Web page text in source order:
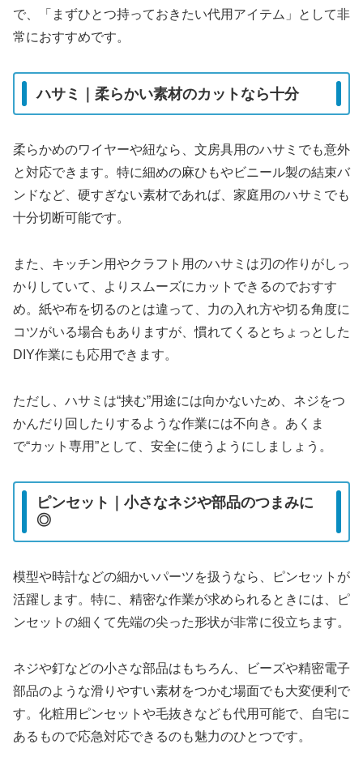
で、「まずひとつ持っておきたい代用アイテム」として非
常におすすめです。
ハサミ｜柔らかい素材のカットなら十分
柔らかめのワイヤーや紐なら、文房具用のハサミでも意外
と対応できます。特に細めの麻ひもやビニール製の結束バ
ンドなど、硬すぎない素材であれば、家庭用のハサミでも
十分切断可能です。
また、キッチン用やクラフト用のハサミは刃の作りがしっ
かりしていて、よりスムーズにカットできるのでおすす
め。紙や布を切るのとは違って、力の入れ方や切る角度に
コツがいる場合もありますが、慣れてくるとちょっとした
DIY作業にも応用できます。
ただし、ハサミは“挟む”用途には向かないため、ネジをつ
かんだり回したりするような作業には不向き。あくま
で“カット専用”として、安全に使うようにしましょう。
ピンセット｜小さなネジや部品のつまみに
◎
模型や時計などの細かいパーツを扱うなら、ピンセットが
活躍します。特に、精密な作業が求められるときには、ピ
ンセットの細くて先端の尖った形状が非常に役立ちます。
ネジや釘などの小さな部品はもちろん、ビーズや精密電子
部品のような滑りやすい素材をつかむ場面でも大変便利で
す。化粧用ピンセットや毛抜きなども代用可能で、自宅に
あるもので応急対応できるのも魅力のひとつです。